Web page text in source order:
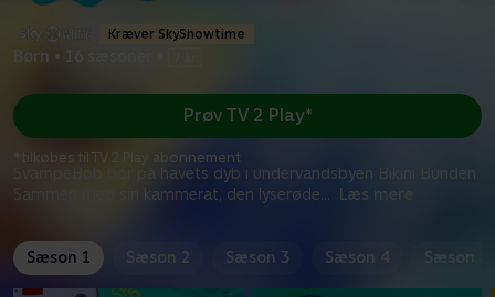
Kræver SkyShowtime
Børn • 16 sæsoner
SvampeBob bor på havets dyb i undervandsbyen Bikini Bunden.
Sammen med sin kammerat, den lyserøde... Læs mere
Prøv TV 2 Play*
*tilkøbes til TV 2 Play abonnement
Sæson 1 Sæson 2 Sæson 3 Sæson 4 Sæson 5